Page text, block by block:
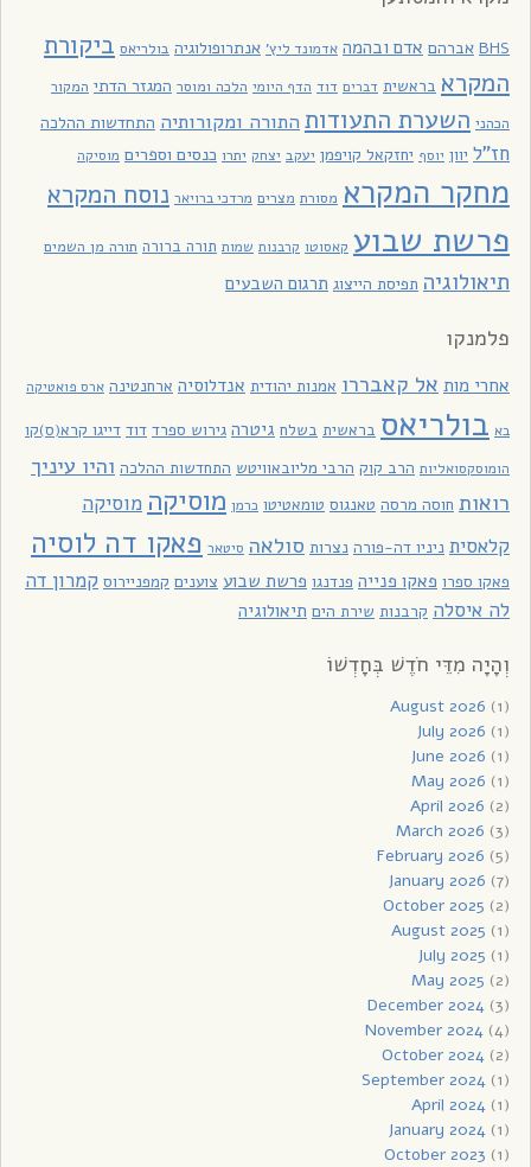
BHS אברהם אדם ובהמה אדמונד ליץ' אנתרופולוגיה בולריאס ביקורת
המקרא בראשית דברים דוד הדף היומי הלכה ומוסר המגזר הדתי המקור
הכהני השערת התעודות התורה ומקורותיה התחדשות ההלכה
חז"ל יוון יוסף יחזקאל קויפמן יעקב יצחק יתרו כנסים וספרים מוסיקה
מחקר המקרא מסורת מצרים מרדכי ברויאר נוסח המקרא
פרשת שבוע קאסוטו קרבנות שמות תורה ברורה תורה מן השמים
תיאולוגיה תפיסת הייצוג תרגום השבעים
פלמנקו
אחרי מות אל קאבררו אמנות יהודית אנדלוסיה ארחנטינה ארס פואטיקה
בא בולריאס בראשית בשלח גיטרה גירוש ספרד דוד דייגו קרא(ס)קו
הומוסקסואליות הרב קוק הרבי מליובאוויטש התחדשות ההלכה והיו עיניך
רואות חוסה מרסה טאנגוס טומאטיטו כרמן מוסיקה מוסיקה
קלאסית ניניו דה-פורה נצרות סולאה סיטאר פאקו דה לוסיה
פאקו ספרו פאקו פנייה פנדנגו פרשת שבוע צוענים קמפניירוס קמרון דה
לה איסלה קרבנות שירת הים תיאולוגיה
וְהָיָה מִדֵּי חֹדֶשׁ בְּחָדְשׁוֹ
August 2026 (1)
July 2026 (1)
June 2026 (1)
May 2026 (1)
April 2026 (2)
March 2026 (3)
February 2026 (5)
January 2026 (7)
October 2025 (2)
August 2025 (1)
July 2025 (1)
May 2025 (2)
December 2024(3)
November 2024(4)
October 2024(2)
September 2024(1)
April 2024(1)
January 2024(1)
October 2023 (1)